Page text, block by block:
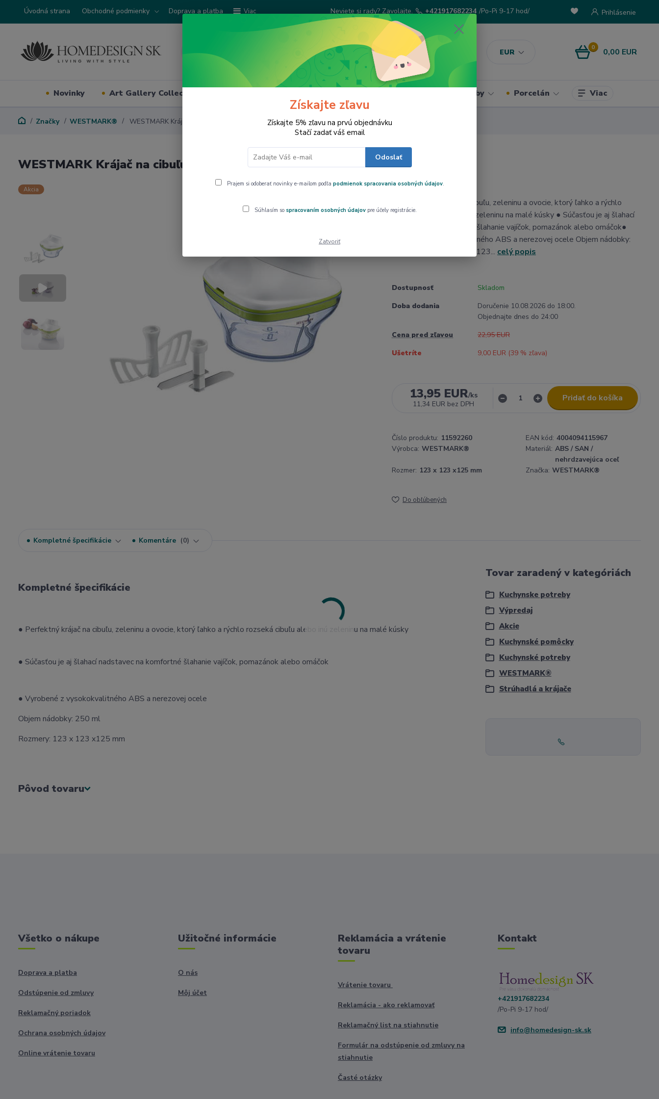
Úvodná strana Obchodné podmienky Doprava a platba Viac
EUR
Prihlásenie
Neviete si rady? Zavolajte. +421917682234 /Po-Pi 9-17 hod/
0 0,00 EUR
Novinky Art Gallery Collection Kuchynske potreby Porcelán Viac
Značky WESTMARK® WESTMARK Krájač na cibuľu, zeleninu a ovocie,1159
WESTMARK Krájač na cibuľu, zeleninu a ovocie,1159
Akcia
● Perfektný krájač na cibuľu, zeleninu a ovocie, ktorý ľahko a rýchlo
rozseká cibuľu alebo inú zeleninu na malé kúsky ● Súčasťou je aj šlahací
nadstavec na komfortné šlahanie vajíčok, pomazánok alebo omáčok●
Vyrobené z vysokokvalitného ABS a nerezovej ocele Objem nádobky:
250 ml Rozmery: 123 x 123... celý popis
Dostupnosť
Skladom
Doba dodania
Doručenie 10.08.2026 do 18:00.
Objednajte dnes do 24:00
Cena pred zľavou
22,95 EUR
Ušetríte
9,00 EUR (39 % zľava)
13,95 EUR/ks
11,34 EUR bez DPH
Pridať do košíka
Číslo produktu: 11592260 EAN kód: 4004094115967
Výrobca: WESTMARK® Materiál: ABS / SAN /
nehrdzavejúca oceľ
Rozmer: 123 x 123 x125 mm Značka: WESTMARK®
Do obľúbených
Kompletné špecifikácie Komentáre 0
Kompletné špecifikácie
● Perfektný krájač na cibuľu, zeleninu a ovocie, ktorý ľahko a rýchlo rozseká cibuľu alebo inú zeleninu na malé kúsky
● Súčasťou je aj šlahací nadstavec na komfortné šlahanie vajíčok, pomazánok alebo omáčok
● Vyrobené z vysokokvalitného ABS a nerezovej ocele
Objem nádobky: 250 ml
Rozmery: 123 x 123 x125 mm
Pôvod tovaru
Tovar zaradený v kategóriách
Kuchynske potreby
Výpredaj
Akcie
Kuchynské pomôcky
Kuchynské potreby
WESTMARK®
Strúhadlá a krájače
Všetko o nákupe
Doprava a platba
Odstúpenie od zmluvy
Reklamačný poriadok
Ochrana osobných údajov
Online vrátenie tovaru
Užitočné informácie
O nás
Môj účet
Reklamácia a vrátenie
tovaru
Vrátenie tovaru
Reklamácia - ako reklamovať
Reklamačný list na stiahnutie
Formulár na odstúpenie od zmluvy na
stiahnutie
Časté otázky
Kontakt
+421917682234
/Po-Pi 9-17 hod/
info@homedesign-sk.sk
Získajte zľavu
Získajte 5% zľavu na prvú objednávku
Stačí zadať váš email
Odoslať
Prajem si odoberať novinky e-mailom podľa podmienok spracovania osobných údajov.
Súhlasím so spracovaním osobných údajovpre účely registrácie.
Zatvoriť